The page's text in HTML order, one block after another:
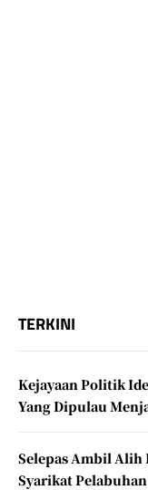
TERKINI
Kejayaan Politik
Yang Dipulau
Selepas Ambil Alih
Syarikat